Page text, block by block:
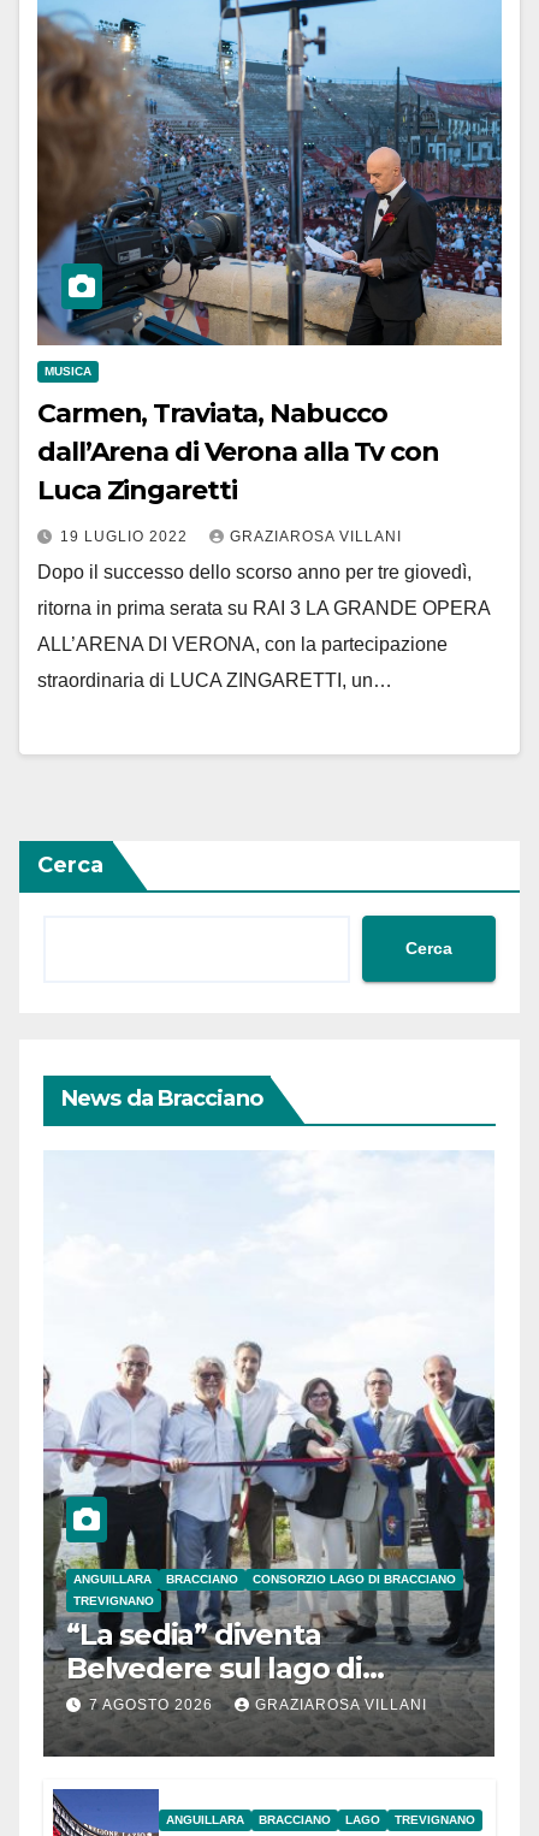
MUSICA
Carmen, Traviata, Nabucco
dall’Arena di Verona alla Tv con
Luca Zingaretti
19 LUGLIO 2022 GRAZIAROSA VILLANI
Dopo il successo dello scorso anno per tre giovedì,
ritorna in prima serata su RAI 3 LA GRANDE OPERA
ALL’ARENA DI VERONA, con la partecipazione
straordinaria di LUCA ZINGARETTI, un…
Cerca
Cerca
News da Bracciano
ANGUILLARA BRACCIANO
CONSORZIO LAGO DI BRACCIANO
TREVIGNANO
“La sedia” diventa
Belvedere sul lago di
Bracciano: ieri
l’inaugurazione
7 AGOSTO 2026 GRAZIAROSA VILLANI
ANGUILLARA BRACCIANO LAGO TREVIGNANO